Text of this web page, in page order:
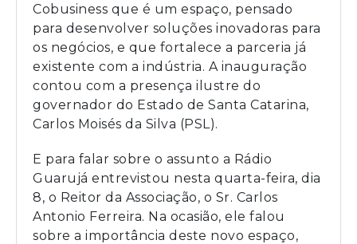
Cobusiness que é um espaço, pensado
para desenvolver soluções inovadoras para
os negócios, e que fortalece a parceria já
existente com a indústria. A inauguração
contou com a presença ilustre do
governador do Estado de Santa Catarina,
Carlos Moisés da Silva (PSL).
E para falar sobre o assunto a Rádio
Guarujá entrevistou nesta quarta-feira, dia
8, o Reitor da Associação, o Sr. Carlos
Antonio Ferreira. Na ocasião, ele falou
sobre a importância deste novo espaço,